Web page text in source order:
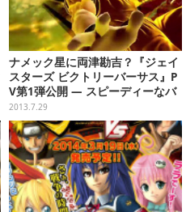
ナメック星に両津勘吉？『ジェイ
スターズ ビクトリーバーサス』P
V第1弾公開 ― スピーディーなバ
トルをチェック
2013.7.29